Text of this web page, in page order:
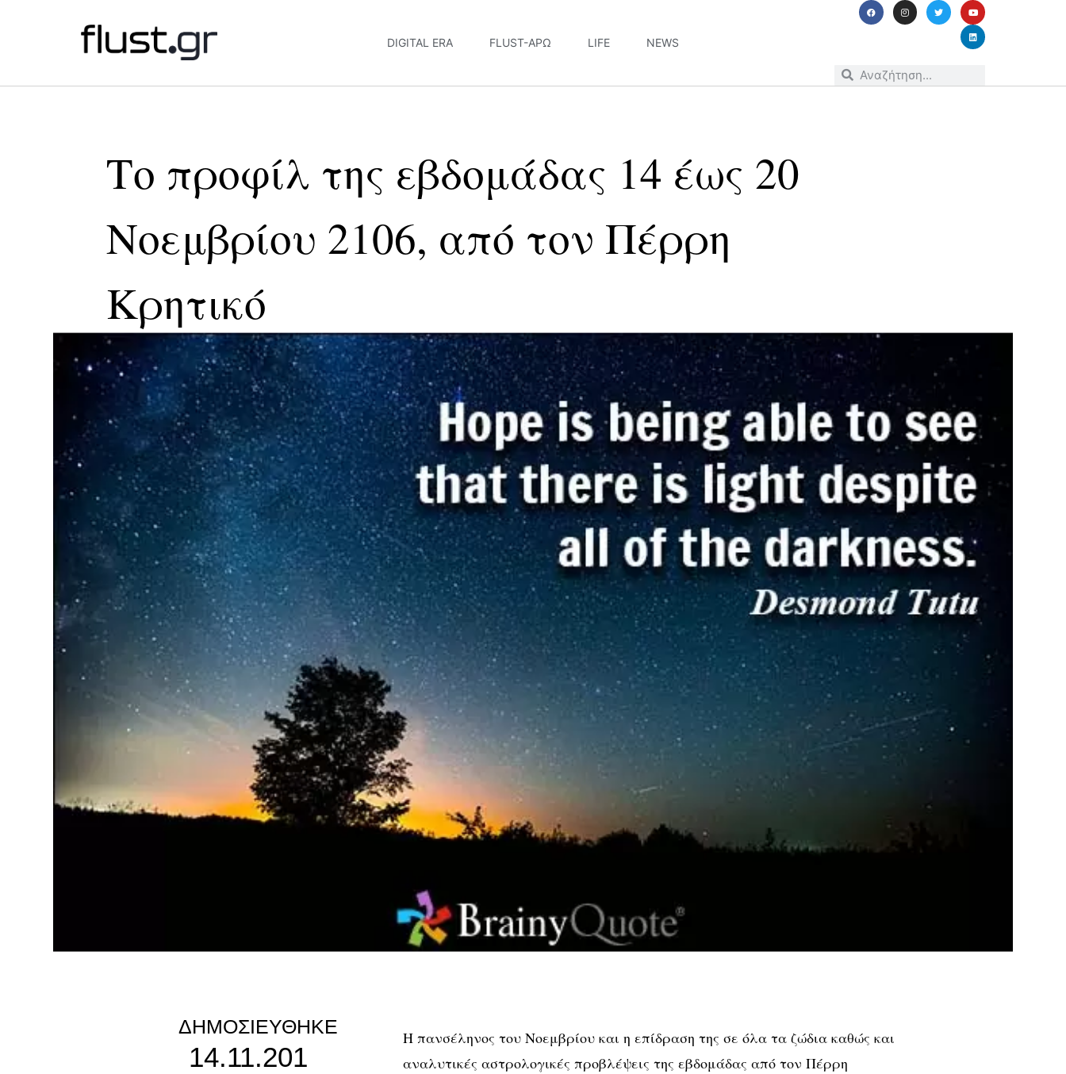
DIGITAL ERA FLUST-ΆΡΩ LIFE NEWS
Το προφίλ της εβδομάδας 14 έως 20
Νοεμβρίου 2106, από τον Πέρρη
Κρητικό
ΔΗΜΟΣΙΕΎΘΗΚΕ
14.11.201
Η πανσέληνος του Νοεμβρίου και η επίδραση της σε όλα τα ζώδια καθώς και
αναλυτικές αστρολογικές προβλέψεις της εβδομάδας από τον Πέρρη